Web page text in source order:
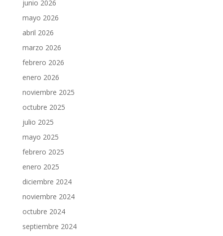
junio 2026
mayo 2026
abril 2026
marzo 2026
febrero 2026
enero 2026
noviembre 2025
octubre 2025
julio 2025
mayo 2025
febrero 2025
enero 2025
diciembre 2024
noviembre 2024
octubre 2024
septiembre 2024